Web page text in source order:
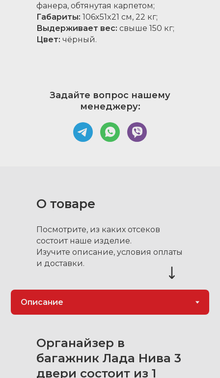
фанера, обтянутая карпетом;
Габариты: 106x51x21 см, 22 кг;
Выдерживает вес: свыше 150 кг;
Цвет: чёрный.
Задайте вопрос нашему
менеджеру:
О товаре
Посмотрите, из каких отсеков
состоит наше изделие.
Изучите описание, условия оплаты
и доставки.
Органайзер в
багажник Лада Нива 3
двери состоит из 1